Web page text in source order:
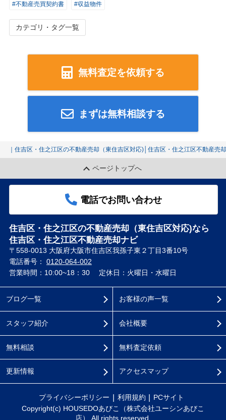
#不動産売買契約書 #収益物件
カテゴリ・タグ一覧
無料査定を依頼する
まずは無料相談する
｜住吉区・住之江区の不動産売却（東住吉区対応)│住吉区・住之江区不動産売
ページトップへ
電話でお問い合わせ
住吉区・住之江区の不動産売却（東住吉区対応)なら
住吉区・住之江区不動産売却ナビ
〒558-0013 大阪府大阪市住吉区我孫子東２丁目3番10号
電話番号： 0120-064-002
営業時間：10:00~18：30
定休日：火曜日・水曜日
ブログ一覧
スタッフ紹介
無料相談
更新情報
お客様の声一覧
会社概要
無料査定依頼
アクセスマップ
プライバシーポリシー 利用規約
PCサイト
Copyright(c) HOUSEDOあびこ（株式会社ユーシンあびこ
店） All rights reserved.